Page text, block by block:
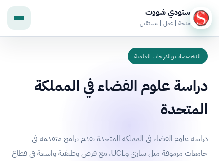
ستودي شووت
منحة | عمل | مستقبل
التخصصات والدرجات العلمية
دراسة علوم الفضاء في المملكة
المتحدة
دراسة علوم الفضاء في المملكة المتحدة تقدم برامج متقدمة في
جامعات مرموقة مثل ساري وUCL، مع فرص وظيفية واسعة في قطاع